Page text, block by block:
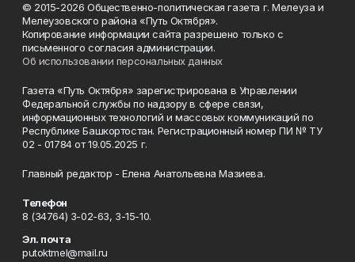
© 2015-2026 Общественно-политическая газета г. Мелеуза и
Мелеузовского района «Путь Октября».
Копирование информации сайта разрешено только с
письменного согласия администрации.
Об использовании персональных данных
Газета «Путь Октября» зарегистрирована в Управлении
Федеральной службы по надзору в сфере связи,
информационных технологий и массовых коммуникаций по
Республике Башкортостан. Регистрационный номер ПИ № ТУ
02 - 01784 от 19.05.2025 г.
Главный редактор - Елена Анатольевна Мазиева.
Телефон
8 (34764) 3-02-63, 3-15-10.
Эл. почта
putoktmel@mail.ru